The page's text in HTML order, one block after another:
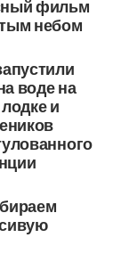
фильм
небом
воде на
и